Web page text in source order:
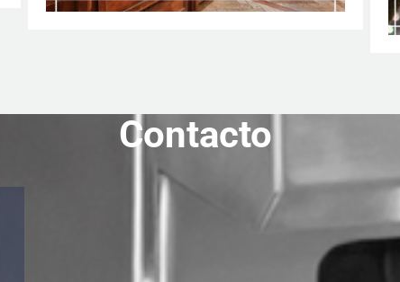
Contacto